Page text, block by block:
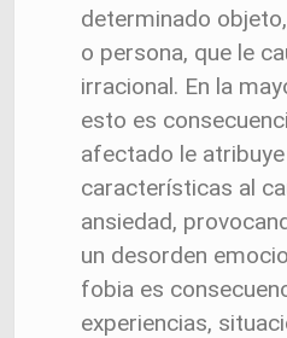
determinado
o persona, que le
irracional. En la
esto es
afectado le
características al
ansiedad,
un desorden
fobia es
experiencias,